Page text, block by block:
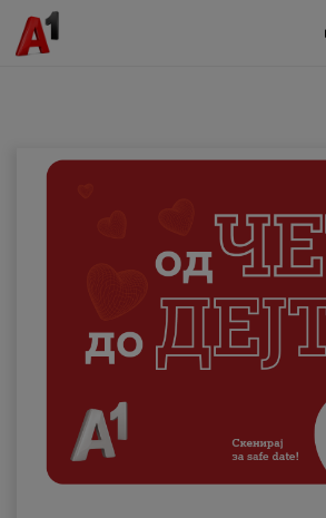
Деловни
Поддршка
Надополни кредит
Плати сметка